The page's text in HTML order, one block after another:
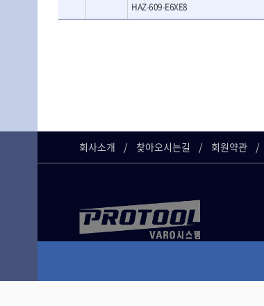
- 포켓양용드라이버
- 옵셋드라이버
- 정밀드라이버
- 에어라쳇렌치
- 에어임팩렌치
- 에어밸트샌더
- 에어펀치
- 에어스프레이건
- 에어원터치카플러
HAZ-609-E6XE8
회사소개 찾아오시는길 회원약관